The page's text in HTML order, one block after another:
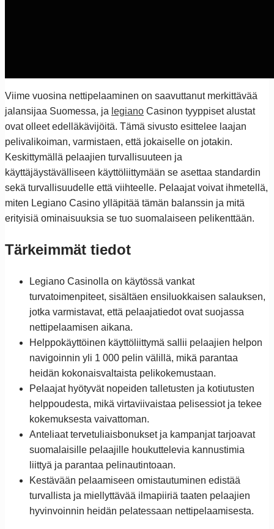
Viime vuosina nettipelaaminen on saavuttanut merkittävää
jalansijaa Suomessa, ja legiano Casinon tyyppiset alustat
ovat olleet edelläkävijöitä. Tämä sivusto esittelee laajan
pelivalikoiman, varmistaen, että jokaiselle on jotakin.
Keskittymällä pelaajien turvallisuuteen ja
käyttäjäystävälliseen käyttöliittymään se asettaa standardin
sekä turvallisuudelle että viihteelle. Pelaajat voivat ihmetellä,
miten Legiano Casino ylläpitää tämän balanssin ja mitä
erityisiä ominaisuuksia se tuo suomalaiseen pelikenttään.
Tärkeimmät tiedot
Legiano Casinolla on käytössä vankat
turvatoimenpiteet, sisältäen ensiluokkaisen salauksen,
jotka varmistavat, että pelaajatiedot ovat suojassa
nettipelaamisen aikana.
Helppokäyttöinen käyttöliittymä sallii pelaajien helpon
navigoinnin yli 1 000 pelin välillä, mikä parantaa
heidän kokonaisvaltaista pelikokemustaan.
Pelaajat hyötyvät nopeiden talletusten ja kotiutusten
helppoudesta, mikä virtaviivaistaa pelisessiot ja tekee
kokemuksesta vaivattoman.
Anteliaat tervetuliaisbonukset ja kampanjat tarjoavat
suomalaisille pelaajille houkuttelevia kannustimia
liittyä ja parantaa pelinautintoaan.
Kestävään pelaamiseen omistautuminen edistää
turvallista ja miellyttävää ilmapiiriä taaten pelaajien
hyvinvoinnin heidän pelatessaan nettipelaamisesta.